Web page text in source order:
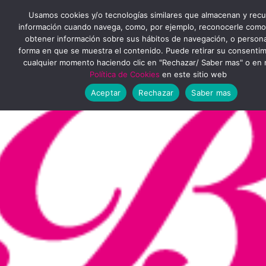
contenido
MENÚ
PRINCIPAL
Usamos cookies y/o tecnologías similares que almacenan y
información cuando navega, como, por ejemplo, reconocerle
obtener información sobre sus hábitos de navegación, o
forma en que se muestra el contenido. Puede retirar su
cualquier momento haciendo clic en "Rechazar/ Saber mas" o en
Política de Cookies en este sitio web
Aceptar
Rechazar Saber mas